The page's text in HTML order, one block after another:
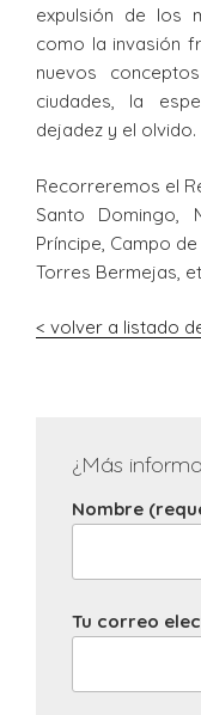
expulsión de los
como la invasión
nuevos
ciudades, la
dejadez y el olvido.
Recorreremos el
Santo Domingo,
Príncipe, Campo
Torres Bermejas,
< volver a listado
¿Más
Nombre
Tu correo